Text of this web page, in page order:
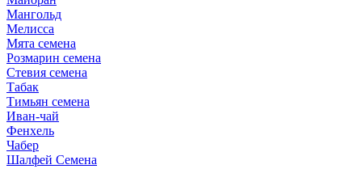
Мангольд
Мелисса
Мята семена
Розмарин семена
Стевия семена
Табак
Тимьян семена
Иван-чай
Фенхель
Чабер
Шалфей Семена